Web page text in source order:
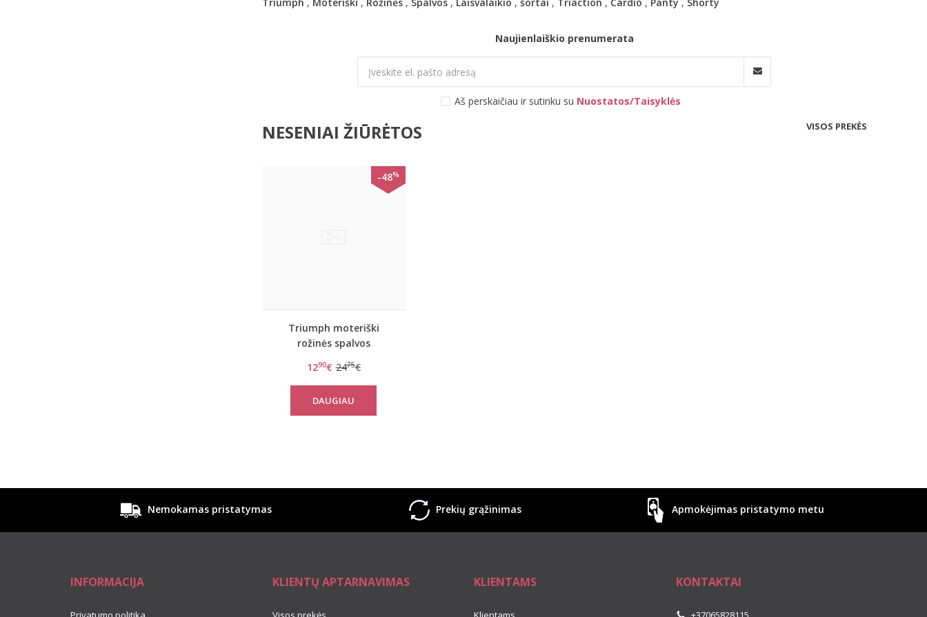
Naujienlaiškio prenumerata
Aš perskaičiau ir sutinku su Nuostatos/Taisyklės
NESENIAI ŽIŪRĖTOS VISOS PREKĖS
-48%
Triumph moteriški
rožinės spalvos
Triaction Cardio Panty
Shorty
1290€ 2475€
DAUGIAU
Nemokamas pristatymas Prekių grąžinimas Apmokėjimas pristatymo metu
INFORMACIJA KLIENTŲ APTARNAVIMAS KLIENTAMS KONTAKTAI